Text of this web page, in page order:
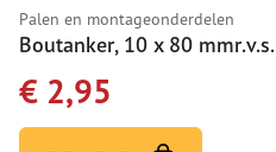
Palen en montageonderdelen
Boutanker, 10 x 80 mmr.v.s.
€ 2,95